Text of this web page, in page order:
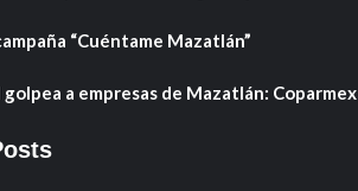
“Cuéntame Mazatlán”
a empresas de Mazatlán: Coparmex